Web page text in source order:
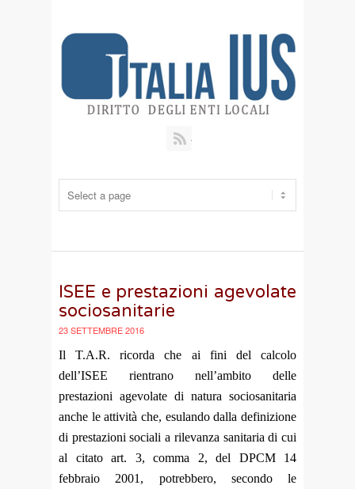
ISEE e prestazioni agevolate
sociosanitarie
23 SETTEMBRE 2016
Il T.A.R. ricorda che ai fini del calcolo
dell’ISEE rientrano nell’ambito delle
prestazioni agevolate di natura sociosanitaria
anche le attività che, esulando dalla definizione
di prestazioni sociali a rilevanza sanitaria di cui
al citato art. 3, comma 2, del DPCM 14
febbraio 2001, potrebbero, secondo le